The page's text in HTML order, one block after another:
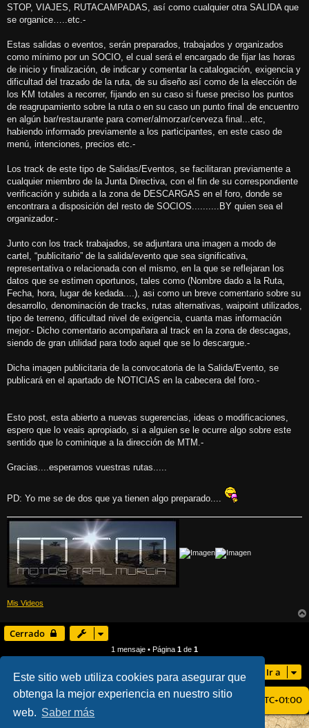
Este sitio web utiliza cookies para asegurar que
obtenga la mejor experiencia en nuestro sitio
web. Saber más
STOP, VIAJES, RUTACAMPADAS, así como cualquier otra SALIDA que
se organice…..etc.-
Estas salidas o eventos, serán preparados, trabajados y organizados
como mínimo por un SOCIO, el cual será el encargado de fijar las horas
de inicio y finalización, de indicar y comentar la catalogación, exigencia y
dificultad del trazado de la ruta, de su diseño así como de la elección de
los KM totales a recorrer, fijando en su caso si fuese preciso los puntos
de reagrupamiento sobre la ruta o en su caso un punto final de encuentro
en algún bar/restaurante para comer/almorzar/cerveza final...etc,
habiendo informado previamente a los participantes, en este caso de
menú, intenciones, precios etc.-
Los track de este tipo de Salidas/Eventos, se facilitaran previamente a
cualquier miembro de la Junta Directiva, con el fin de su correspondiente
verificación y subida a la zona de DESCARGAS en el foro, donde se
encontrara a disposición del resto de SOCIOS..........BY quien sea el
organizador.-
Junto con los track trabajados, se adjuntara una imagen a modo de
cartel, “publicitario” de la salida/evento que sea significativa,
representativa o relacionada con el mismo, en la que se reflejaran los
datos que se estimen oportunos, tales como (Nombre dado a la Ruta,
Fecha, hora, lugar de kedada....), asi como un breve comentario sobre su
desarrollo, denominación de tracks, rutas alternativas, waipoint utilizados,
tipo de terreno, dificultad nivel de exigencia, cuanta mas información
mejor.- Dicho comentario acompañara al track en la zona de descagas,
siendo de gran utilidad para todo aquel que se lo descargue.-
Dicha imagen publicitaria de la convocatoria de la Salida/Evento, se
publicará en el apartado de NOTICIAS en la cabecera del foro.-
Esto post, esta abierto a nuevas sugerencias, ideas o modificaciones,
espero que lo veais apropiado, si a alguien se le ocurre algo sobre este
sentido que lo cominique a la dirección de MTM.-
Gracias....esperamos vuestras rutas.....
PD: Yo me se de dos que ya tienen algo preparado....
Mis Videos
Cerrado
1 mensaje • Página 1 de 1
Ir a
ÍNDICE GENERAL TODOS LOS HORARIOS SON UTC+01:00